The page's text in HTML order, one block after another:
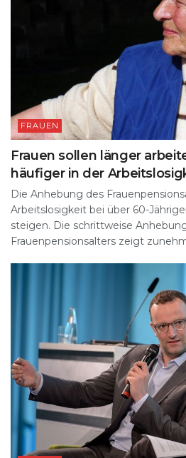
FRAUEN
Frauen sollen länger
häufiger in der
Die Anhebung des
Arbeitslosigkeit bei über 60-
steigen. Die schrittweise
Frauenpensionsalters zeigt